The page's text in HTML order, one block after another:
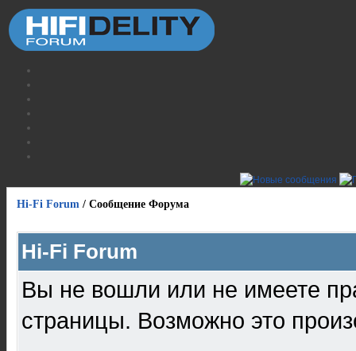
Hi-Fi Forum / Сообщение Форума
Hi-Fi Forum
Вы не вошли или не имеете
страницы. Возможно это